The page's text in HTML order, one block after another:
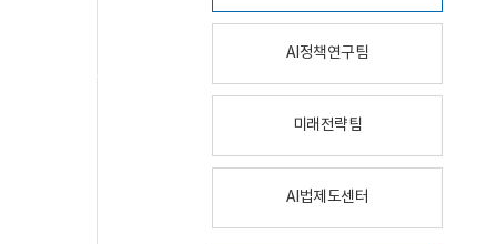
AI정책연구팀
미래전략팀
AI법제도센터